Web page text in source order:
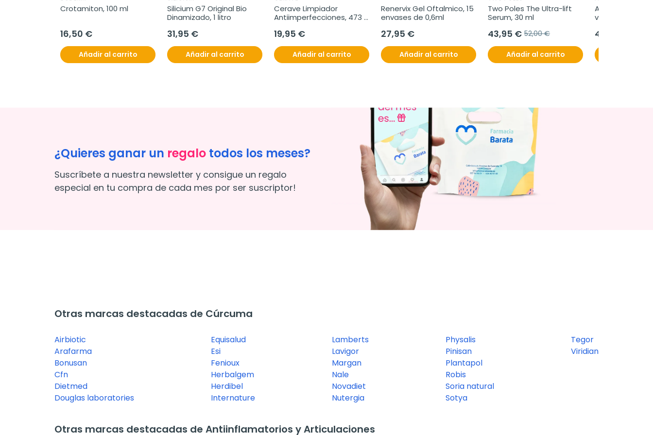
Crotamiton, 100 ml
16,50 €
Añadir al carrito
Silicium G7 Original Bio
Dinamizado, 1 litro
31,95 €
Añadir al carrito
Cerave Limpiador
Antiimperfecciones, 473
19,95 €
Añadir al carrito
Renervix Gel Oftalmico, 15
envases de 0,6ml
27,95 €
Añadir al carrito
Two Poles The Ultra-lift
Serum, 30 ml
43,95 € 52,00 €
Añadir al carrito
Artilane Forte
viales
42,00 €
¿Quieres ganar un regalo todos los meses?
Suscríbete a nuestra newsletter y consigue un regalo
especial en tu compra de cada mes por ser suscriptor!
Otras marcas destacadas de Cúrcuma
Airbiotic
Arafarma
Bonusan
Cfn
Dietmed
Douglas laboratories
Equisalud
Esi
Fenioux
Herbalgem
Herdibel
Internature
Lamberts
Lavigor
Margan
Nale
Novadiet
Nutergia
Physalis
Pinisan
Plantapol
Robis
Soria natural
Sotya
Tegor
Viridian
Otras marcas destacadas de Antiinflamatorios y Articulaciones